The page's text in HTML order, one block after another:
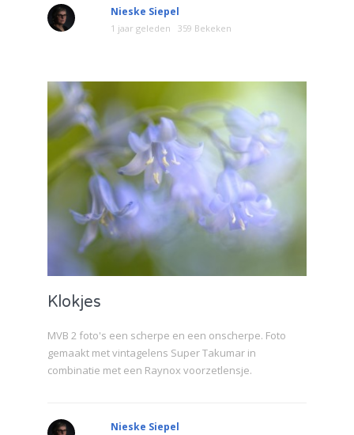
Nieske Siepel
1 jaar geleden 359 Bekeken
Klokjes
MVB 2 foto's een scherpe en een onscherpe. Foto
gemaakt met vintagelens Super Takumar in
combinatie met een Raynox voorzetlensje.
Nieske Siepel